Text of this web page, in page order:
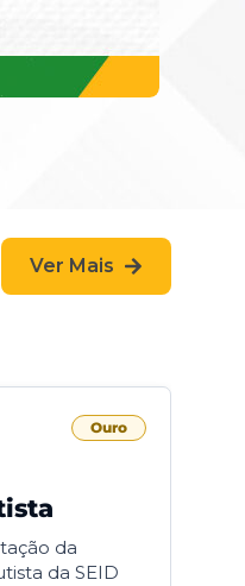
Ver Mais
Ouro
da
da SEID